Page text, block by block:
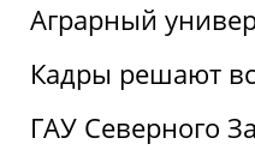
Аграрный
Кадры решают
ГАУ Северного